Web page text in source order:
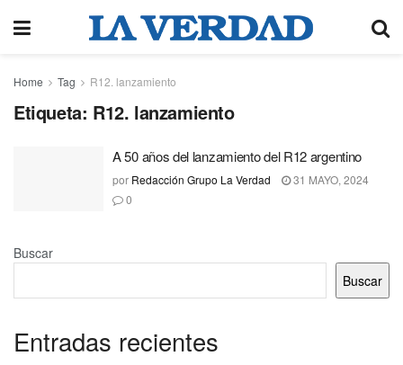
Home Tag R12. lanzamiento
Etiqueta: R12. lanzamiento
A 50 años del lanzamiento del R12 argentino
por Redacción Grupo La Verdad
31 MAYO, 2024
0
Buscar
Buscar
Entradas recientes